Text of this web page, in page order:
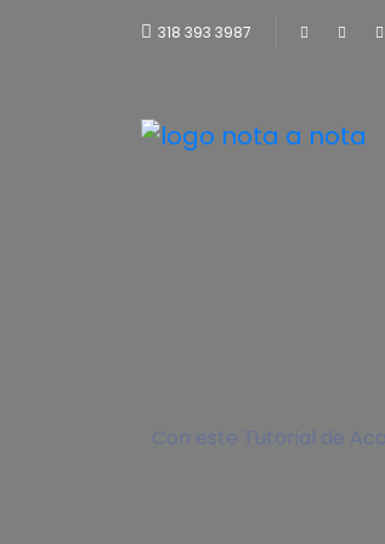
318 393 3987
Con este Tutorial de